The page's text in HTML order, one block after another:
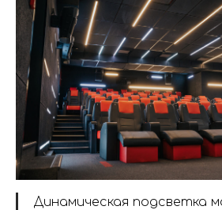
Динамическая подсветка